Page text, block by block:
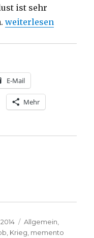
ist sehr
„Predigt über Hiob
weiterlesen
E-Mail
Mehr
Kategorien
Allgemein
Krieg memento